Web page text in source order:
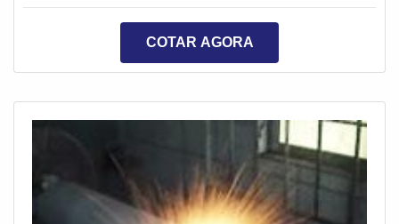
possibilitando que ocorra um melhor desempenho dos
redução no gasto de energia. O isolamento pode ser
COTAR AGORA